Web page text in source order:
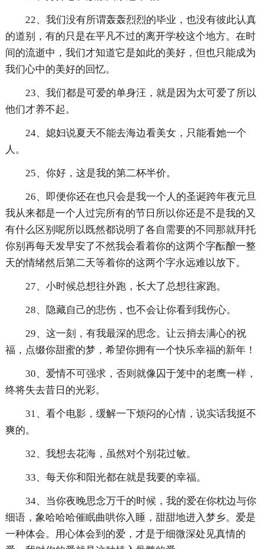
22、我们没有所谓轰轰烈烈的毕业，也没有彼此认真
的道别，有的只是在平凡不过的离开学校这个地方。在时
间的流逝中，我们才知道它是如此的美好，但也只能成为
我们心中的美好的回忆。
23、我们都是可爱的单身汪，就是因为太可爱了所以
他们才养不起。
24、媳妇说夏天不能去海边看美女，只能看她一个
人。
25、你好，这是我的第二杯半价。
26、即便你还在也只会是我一个人的圣诞跨年夜元旦
我从来都是一个人过完所有的节日所以你还是不是我的又
有什么区别呢所以既然都说明了各自需要的不同那就拜托
你别再每天发早安了不然我会看着你的这两个字酝酿一整
天的情绪然后第二天等着你的这两个字永远难以放下。
27、小时候总想往外跑，长大了总想往家跑。
28、隐藏自己的悲伤，也不会让你看到我伤心。
29、这一刻，有我最深的思念。让云捎去满心的祝
福，点缀你甜蜜的梦，希望你拥有一个快乐幸福的新年！
30、爱情不可强求，否则就像囚于笼中的老鹰一样，
终将失去昔日的光彩。
31、看个电影，缓解一下烦闷的心情，说实话我挺不
爽的。
32、我想去花海，虽然对个别花过敏。
33、每天你和阳光都在就是我要的幸福。
34、当你夜晚思念万千的时候，我的爱在你枕边与你
细语，象哈哈哈催眠曲哄你入睡，甜甜地进入梦乡。爱是
一种体会。用心体会到的爱，才是于细微深处见真情的